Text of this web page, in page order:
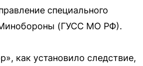
специального
Минобороны (ГУСС МО РФ).
как установило следствие,